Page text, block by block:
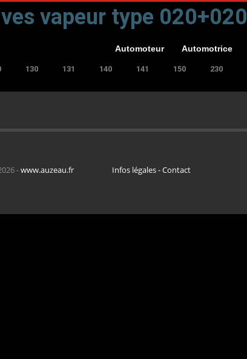
Automoteur Automotrice
vapeur type 020+020
130 131 140 141 150 230
-www.auzeau.fr Infos légales - Contact